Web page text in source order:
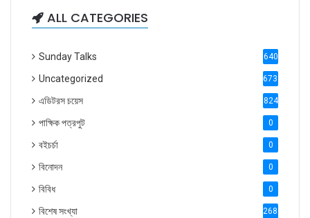
ALL CATEGORIES
Sunday Talks 640
Uncategorized 6738
এডিটরস চয়েস 824
পাক্ষিক পত্রপুট 0
বইচর্চা 0
বিনোদন 0
বিবিধ 0
বিশেষ সংখ্যা 2686